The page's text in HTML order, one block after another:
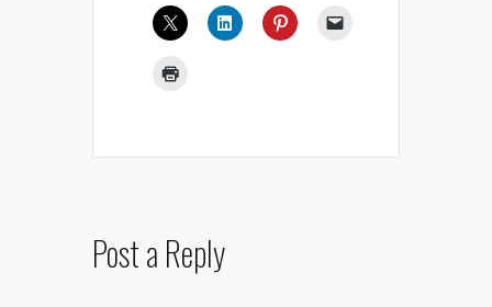
Post a Reply